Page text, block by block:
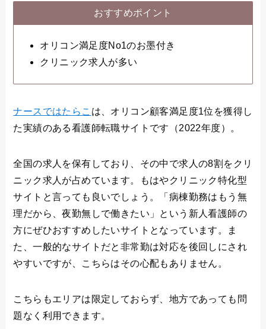
おすすめポイント
オリコン満足度No1のお墨付き
クリニック求人が多い
ナースではたらこ は、オリコン顧客満足度1位を獲得し
た実績のある看護師転職サイトです（2022年度）。
全国の求人を保有しており、その中で求人の8割をクリ
ニック求人が占めています。もはやクリニック特化型
サイトと言っても良いでしょう。「病棟勤務はもう無
理だから、夜勤無しで働きたい」という新人看護師の
方にぜひおすすめしたいサイトとなっています。ま
た、一般的なサイトだと非常勤は対応を後回しにされ
やすいですが、こちらはその心配もありません。
こちらもエリアは限定しておらず、地方であっても問
題なく利用できます。